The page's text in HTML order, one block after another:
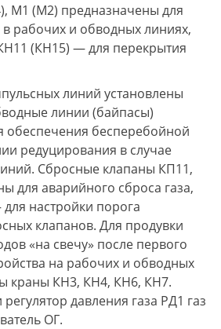
М1 (М2) предназначены для
рабочих и обводных линиях,
(КН15) — для перекрытия
линий установлены
линии (байпасы)
обеспечения бесперебойной
редуцирования в случае
Сбросные клапаны КП11,
для аварийного сброса газа,
настройки порога
клапанов. Для продувки
«на свечу» после первого
на рабочих и обводных
краны КН3, КН4, КН6, КН7.
давления газа РД1 газ
ОГ.